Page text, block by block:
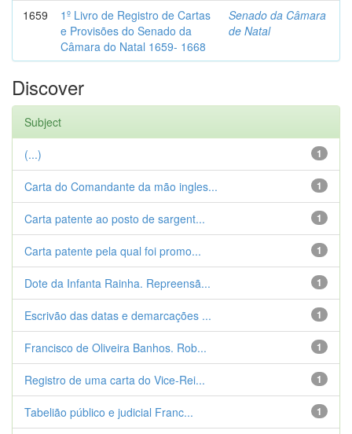
1659
1º Livro de Registro de Cartas
e Provisões do Senado da
Câmara do Natal 1659- 1668
Senado da Câmara
de Natal
Discover
Subject
1
(...)
1
Carta do Comandante da mão ingles...
1
Carta patente ao posto de sargent...
1
Carta patente pela qual foi promo...
1
Dote da Infanta Rainha. Repreensã...
1
Escrivão das datas e demarcações ...
1
Francisco de Oliveira Banhos. Rob...
1
Registro de uma carta do Vice-Rei...
1
Tabelião público e judicial Franc...